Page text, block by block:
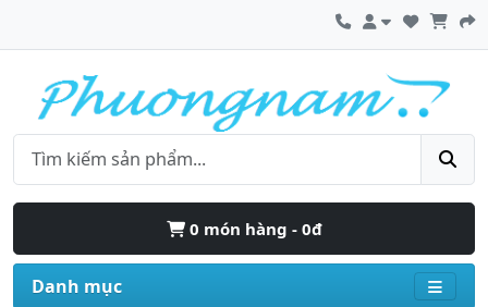
0 món hàng - 0đ
Danh mục